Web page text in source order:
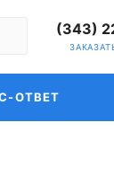
(343)
ОТВЕТ